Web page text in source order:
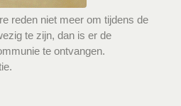
reden niet meer om tijdens de
te zijn, dan is er de
te ontvangen.